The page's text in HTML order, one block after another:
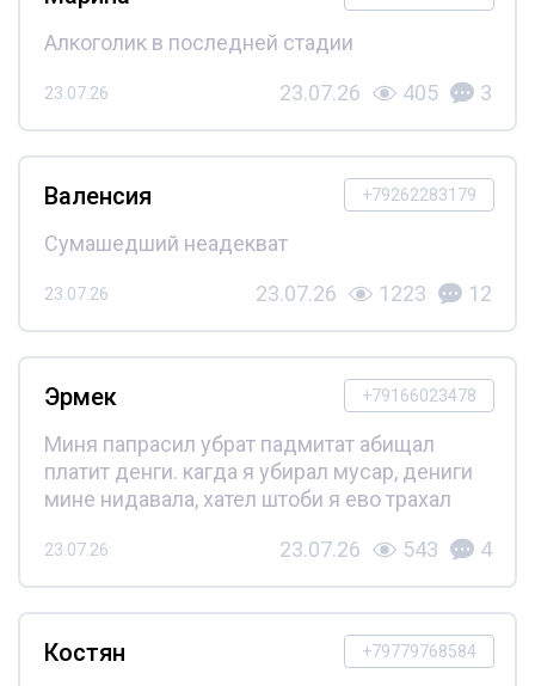
Алкоголик в последней стадии
23.07.26 23.07.26 405 3
+79262283179
Валенсия
Сумашедший неадекват
23.07.26 23.07.26 1223 12
+79166023478
Эрмек
Миня папрасил убрат падмитат абищал
платит денги. кагда я убирал мусар, дениги
мине нидавала, хател штоби я ево трахал
23.07.26 23.07.26 543 4
+79779768584
Костян